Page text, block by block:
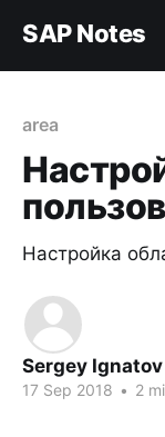
SAP Notes
area
Настройка
Sergey Ignatov
17 Sep 2018 • 2